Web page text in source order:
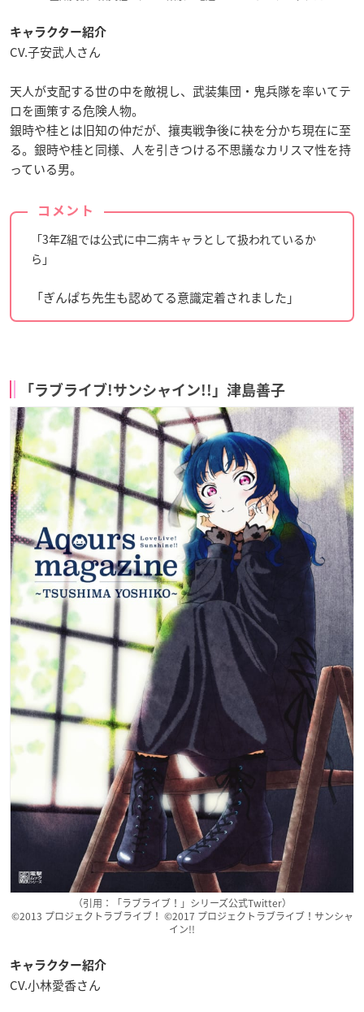
キャラクター紹介
CV.子安武人さん
天人が支配する世の中を敵視し、武装集団・鬼兵隊を率いてテ
ロを画策する危険人物。
銀時や桂とは旧知の仲だが、攘夷戦争後に袂を分かち現在に至
る。銀時や桂と同様、人を引きつける不思議なカリスマ性を持
っている男。
コメント
「3年Z組では公式に中二病キャラとして扱われているか
ら」
「ぎんぱち先生も認めてる意識定着されました」
「ラブライブ!サンシャイン!!」津島善子
（引用：「ラブライブ！」シリーズ公式Twitter）
©2013 プロジェクトラブライブ！ ©2017 プロジェクトラブライブ！サンシャ
イン!!
キャラクター紹介
CV.小林愛香さん